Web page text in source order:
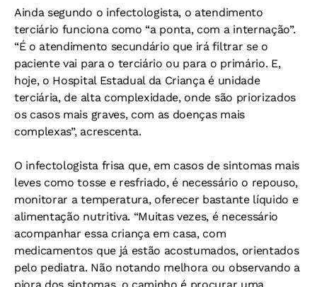
Ainda segundo o infectologista, o atendimento
terciário funciona como “a ponta, com a internação”.
“É o atendimento secundário que irá filtrar se o
paciente vai para o terciário ou para o primário. E,
hoje, o Hospital Estadual da Criança é unidade
terciária, de alta complexidade, onde são priorizados
os casos mais graves, com as doenças mais
complexas”, acrescenta.
O infectologista frisa que, em casos de sintomas mais
leves como tosse e resfriado, é necessário o repouso,
monitorar a temperatura, oferecer bastante líquido e
alimentação nutritiva. “Muitas vezes, é necessário
acompanhar essa criança em casa, com
medicamentos que já estão acostumados, orientados
pelo pediatra. Não notando melhora ou observando a